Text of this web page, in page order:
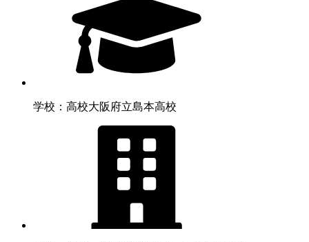
学校：高校大阪府立島本高校